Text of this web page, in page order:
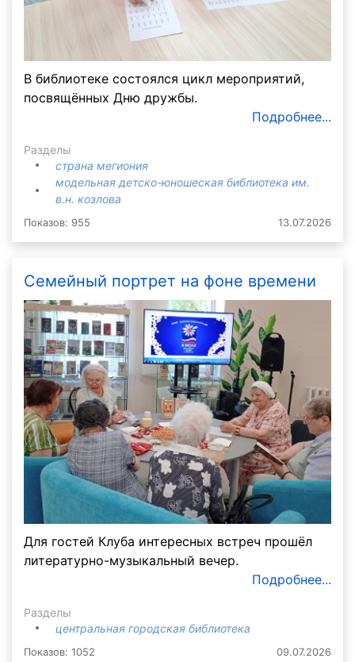
В библиотеке состоялся цикл мероприятий,
посвящённых Дню дружбы.
Подробнее...
Разделы
страна мегиония
модельная детско-юношеская библиотека им.
в.н. козлова
Показов: 955 13.07.2026
Семейный портрет на фоне времени
Для гостей Клуба интересных встреч прошёл
литературно-музыкальный вечер.
Подробнее...
Разделы
центральная городская библиотека
Показов: 1052 09.07.2026